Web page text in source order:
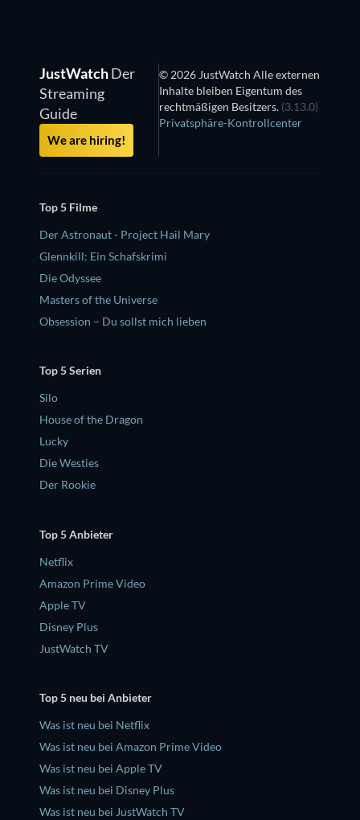
JustWatchDer
Streaming
Guide
We are hiring!
© 2026 JustWatch Alle externen
Inhalte bleiben Eigentum des
rechtmäßigen Besitzers. (3.13.0)
Privatsphäre-Kontrollcenter
Top 5 Filme
Der Astronaut - Project Hail Mary
Glennkill: Ein Schafskrimi
Die Odyssee
Masters of the Universe
Obsession – Du sollst mich lieben
Top 5 Serien
Silo
House of the Dragon
Lucky
Die Westies
Der Rookie
Top 5 Anbieter
Netflix
Amazon Prime Video
Apple TV
Disney Plus
JustWatch TV
Top 5 neu bei Anbieter
Was ist neu bei Netflix
Was ist neu bei Amazon Prime Video
Was ist neu bei Apple TV
Was ist neu bei Disney Plus
Was ist neu bei JustWatch TV